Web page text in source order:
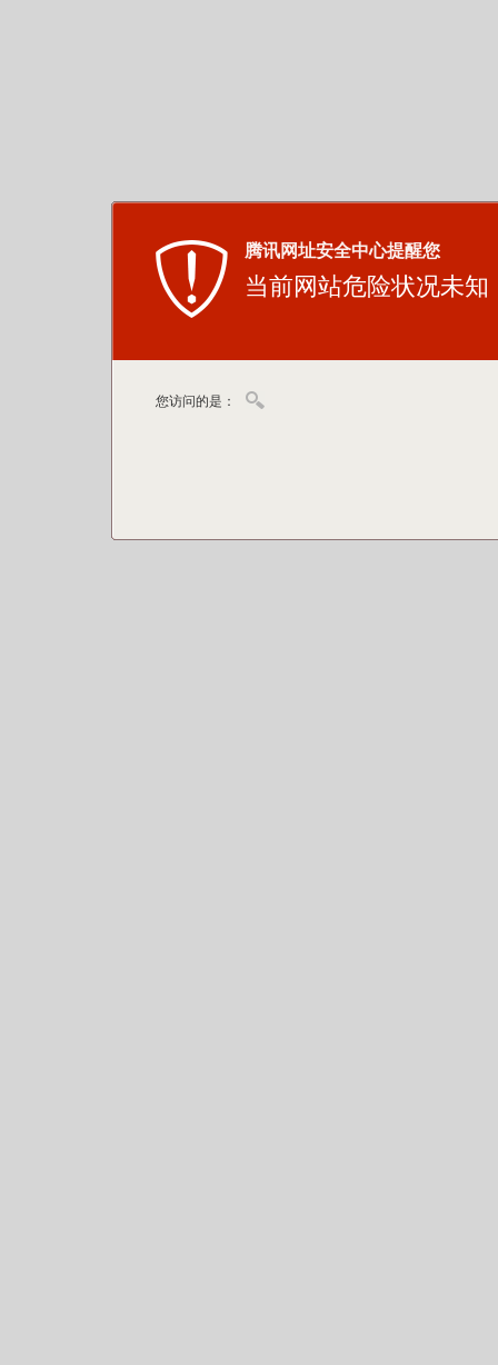
腾讯网址安全中心提醒您
当前网站危险状况未知
您访问的是：